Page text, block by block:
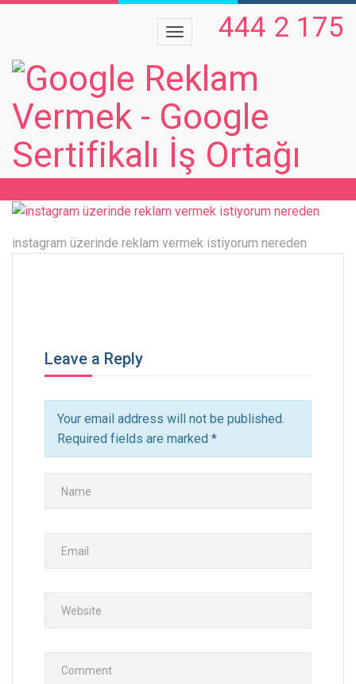
444 2 175
INSTAGRAM REKLAMLARI
instagram üzerinde reklam vermek istiyorum nereden
Leave a Reply
Your email address will not be published.
Required fields are marked *